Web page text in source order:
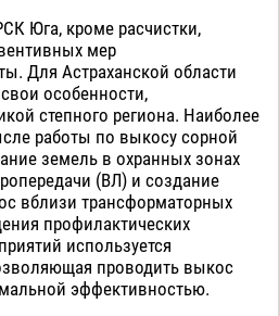
Юга, кроме расчистки,
мер
Для Астраханской области
особенности,
степного региона. Наиболее
работы по выкосу сорной
земель в охранных зонах
(ВЛ) и создание
вблизи трансформаторных
профилактических
используется
проводить выкос
эффективностью.